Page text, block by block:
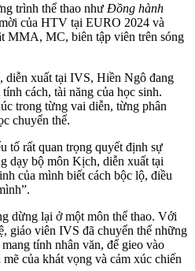
trình thể thao như Đồng hành
của HTV tại EURO 2024 và
MMA, MC, biên tập viên trên sóng
xuất tại IVS, Hiền Ngô đang
cách, tài năng của học sinh.
trong từng vai diễn, từng phân
chuyển thể.
tố rất quan trọng quyết định sự
dạy bộ môn Kịch, diễn xuất tại
của mình biết cách bộc lộ, điều
dừng lại ở một môn thể thao. Với
giáo viên IVS đã chuyển thể những
tính nhân văn, để gieo vào
của khát vọng và cảm xúc chiến